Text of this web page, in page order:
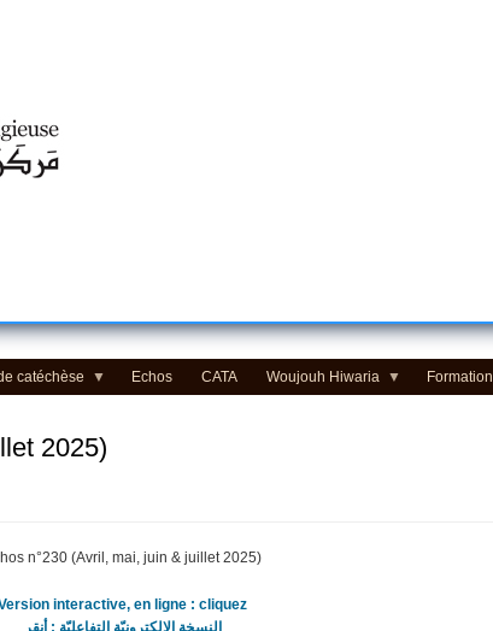
catéchèse Echos CATA Woujouh Hiwaria Formation
2025)
n°230 (Avril, mai, juin & juillet 2025)
interactive, en ligne : cliquez
النسخة الالكترونيّة التفاعليّة : أنقر